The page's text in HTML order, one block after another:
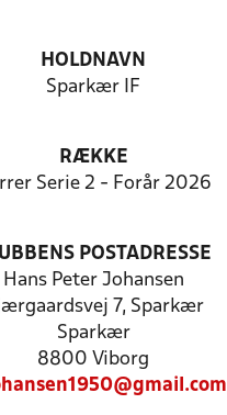
HOLDNAVN
Sparkær IF
RÆKKE
Serie 2 - Forår 2026
POSTADRESSE
Hans Peter Johansen
7, Sparkær
Sparkær
8800 Viborg